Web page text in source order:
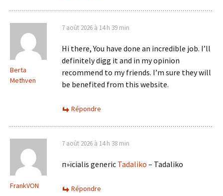
Berta
Methven
7 août 2026 à 14 h 39 min
Hi there, You have done an incredible job. I’ll
definitely digg it and in my opinion
recommend to my friends. I’m sure they will
be benefited from this website.
Répondre
FrankVON
7 août 2026 à 14 h 38 min
п»їcialis generic Tadaliko – Tadaliko
Répondre